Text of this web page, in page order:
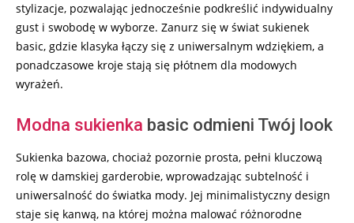
stylizacje, pozwalając jednocześnie podkreślić indywidualny
gust i swobodę w wyborze. Zanurz się w świat sukienek
basic, gdzie klasyka łączy się z uniwersalnym wdziękiem, a
ponadczasowe kroje stają się płótnem dla modowych
wyrażeń.
Modna sukienka basic odmieni Twój look
Sukienka bazowa, chociaż pozornie prosta, pełni kluczową
rolę w damskiej garderobie, wprowadzając subtelność i
uniwersalność do światka mody. Jej minimalistyczny design
staje się kanwą, na której można malować różnorodne